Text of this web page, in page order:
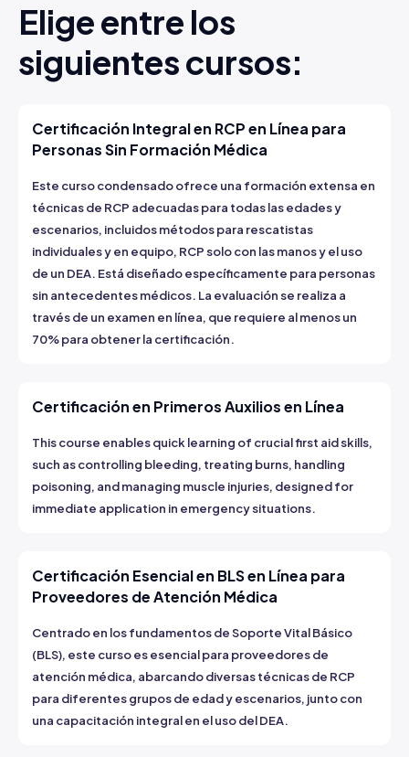
Elige entre los
siguientes cursos:
Certificación Integral en RCP en Línea para
Personas Sin Formación Médica
Este curso condensado ofrece una formación extensa en
técnicas de RCP adecuadas para todas las edades y
escenarios, incluidos métodos para rescatistas
individuales y en equipo, RCP solo con las manos y el uso
de un DEA. Está diseñado específicamente para personas
sin antecedentes médicos. La evaluación se realiza a
través de un examen en línea, que requiere al menos un
70% para obtener la certificación.
Certificación en Primeros Auxilios en Línea
This course enables quick learning of crucial first aid skills,
such as controlling bleeding, treating burns, handling
poisoning, and managing muscle injuries, designed for
immediate application in emergency situations.
Certificación Esencial en BLS en Línea para
Proveedores de Atención Médica
Centrado en los fundamentos de Soporte Vital Básico
(BLS), este curso es esencial para proveedores de
atención médica, abarcando diversas técnicas de RCP
para diferentes grupos de edad y escenarios, junto con
una capacitación integral en el uso del DEA.